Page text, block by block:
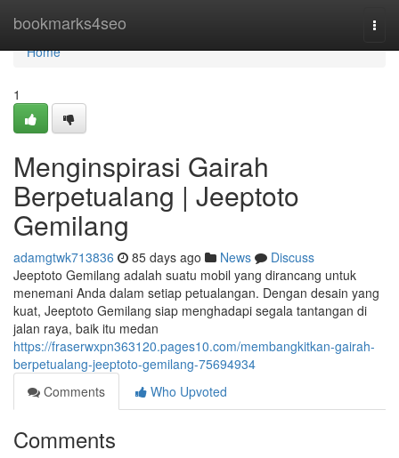
bookmarks4seo
Home
Home
1
Menginspirasi Gairah
Berpetualang | Jeeptoto
Gemilang
adamgtwk713836 85 days ago News
Discuss
Jeeptoto Gemilang adalah suatu mobil yang dirancang untuk
menemani Anda dalam setiap petualangan. Dengan desain yang
kuat, Jeeptoto Gemilang siap menghadapi segala tantangan di
jalan raya, baik itu medan
https://fraserwxpn363120.pages10.com/membangkitkan-gairah-
berpetualang-jeeptoto-gemilang-75694934
Comments
Who Upvoted
Comments